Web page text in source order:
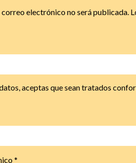
electrónico no será publicada.
aceptas que sean tratados
*